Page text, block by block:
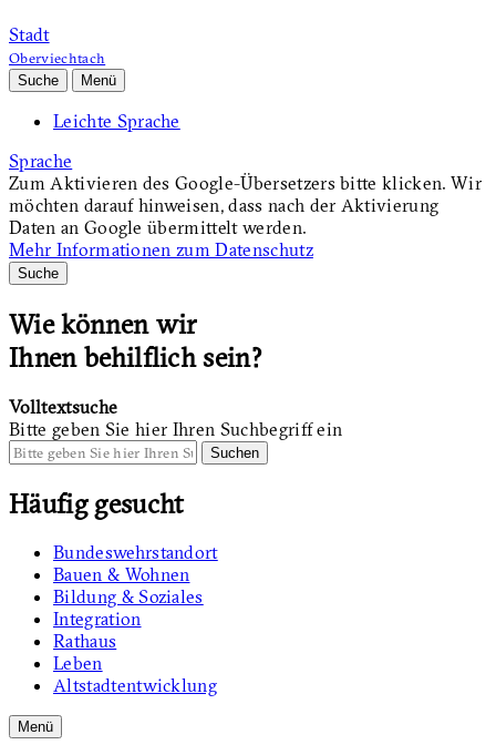
Stadt
Oberviechtach
Suche Menü
Leichte Sprache
Sprache
Zum Aktivieren des Google-Übersetzers bitte klicken. Wir
möchten darauf hinweisen, dass nach der Aktivierung
Daten an Google übermittelt werden.
Mehr Informationen zum Datenschutz
Suche
Wie können wir
Ihnen behilflich sein?
Volltextsuche
Bitte geben Sie hier Ihren Suchbegriff ein
Suchen
Häufig gesucht
Bundeswehrstandort
Bauen & Wohnen
Bildung & Soziales
Integration
Rathaus
Leben
Altstadtentwicklung
Menü